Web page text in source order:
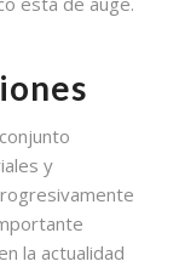
y
la actualidad